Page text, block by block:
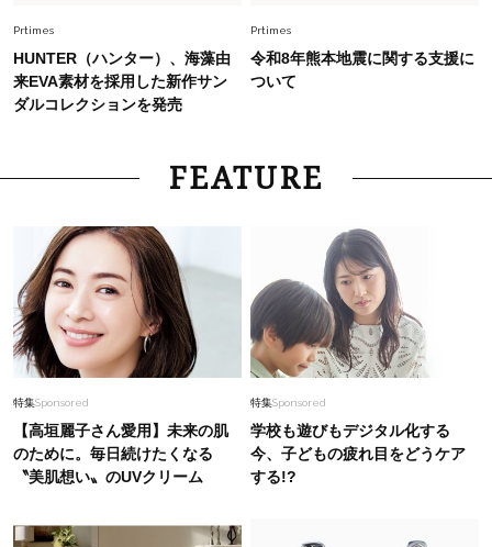
【ユニクロだけで】私立ママの運動会にぴったり
の「キレイめカジュアルコーデ」は？
〈UNIQLO3選〉
Prtimes
HUNTER（ハンター）、海藻由
来EVA素材を採用した新作サン
ダルコレクションを発売
Prtimes
令和8年熊本地震に関する支援に
ついて
FEATURE
特集Sponsored
【高垣麗子さん愛用】未来の肌
のために。毎日続けたくなる
〝美肌想い〟のUVクリーム
特集Sponsored
学校も遊びもデジタル化する
今、子どもの疲れ目をどうケア
する!?